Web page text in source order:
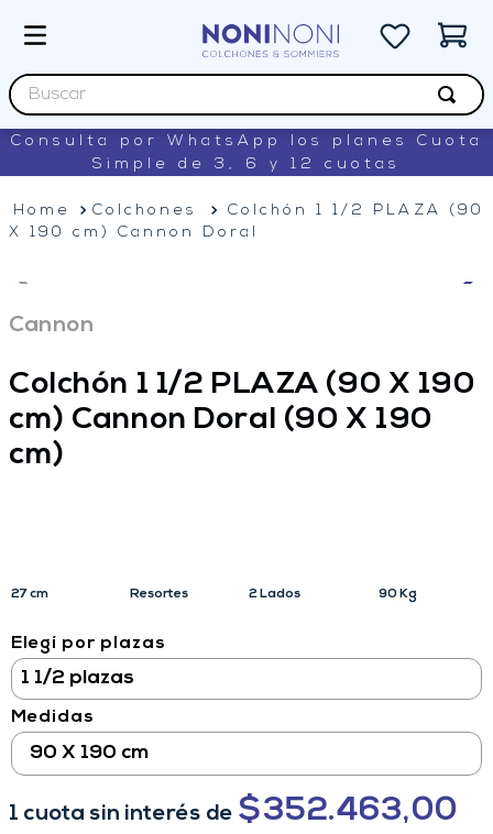
Buscar
Consulta por WhatsApp los planes Cuota
Simple de 3, 6 y 12 cuotas
Colchones
Colchón 1 1/2 PLAZA (90
X 190 cm) Cannon Doral
Cannon
Colchón 1 1/2 PLAZA (90 X 190
cm) Cannon Doral (90 X 190
cm)
27 cm Resortes 2 Lados 90 Kg
Medidas
90 X 190 cm
Elegí por plazas
1 cuota sin interés de $352.463,00
TÉRMINOS MÁS BUSCADOS
2.
colchon